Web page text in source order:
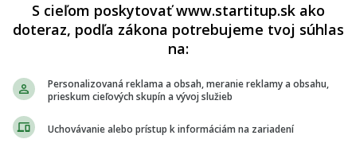
v prospech Ruska
aj splnenie niekoľkých kľúčových požiadaviek
území, zmenšenie ozbrojených síl
S cieľom poskytovať www.startitup.sk ako
doteraz, podľa zákona potrebujeme tvoj súhlas
na:
Personalizovaná reklama a obsah, meranie reklamy a obsahu,
prieskum cieľových skupín a vývoj služieb
Uchovávanie alebo prístup k informáciám na zariadení